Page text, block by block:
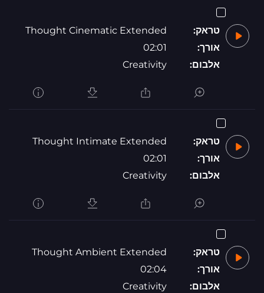
טראק:
Thought Cinematic Extended
אורך:
02:01
אלבום:
Creativity
טראק:
Thought Intimate Extended
אורך:
02:01
אלבום:
Creativity
טראק:
Thought Ambient Extended
אורך:
02:04
אלבום:
Creativity